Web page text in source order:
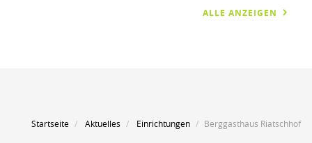
ALLE ANZEIGEN
Startseite Aktuelles Einrichtungen Berggasthaus Riatschhof